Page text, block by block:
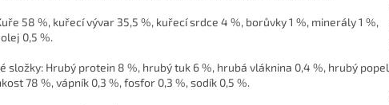
58 %, kuřecí vývar 35,5 %, kuřecí srdce 4 %, borůvky 1 %, minerály 1 %,
0,5 %.
složky: Hrubý protein 8 %, hrubý tuk 6 %, hrubá vláknina 0,4 %, hrubý popel
78 %, vápník 0,3 %, fosfor 0,3 %, sodík 0,5 %.